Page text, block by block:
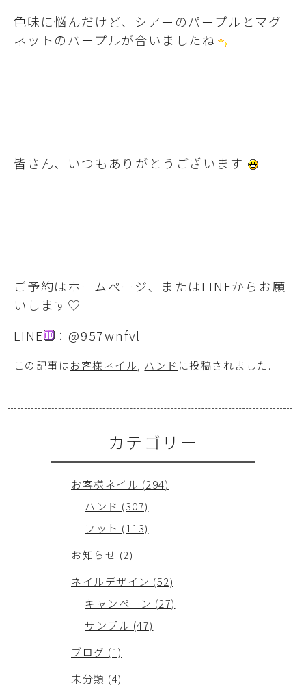
色味に悩んだけど、シアーのパープルとマグ
ネットのパープルが合いましたね
皆さん、いつもありがとうございます
ご予約はホームページ、またはLINEからお願
いします♡
LINE
：@957wnfvl
この記事はお客様ネイル, ハンド に投稿されました.
カテゴリー
お客様ネイル (294)
ハンド (307)
フット (113)
お知らせ (2)
ネイルデザイン (52)
キャンペーン (27)
サンプル (47)
ブログ (1)
未分類 (4)